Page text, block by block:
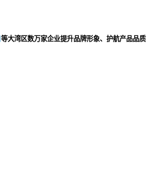
等大湾区数万家企业提升品牌形象、护航产品品质